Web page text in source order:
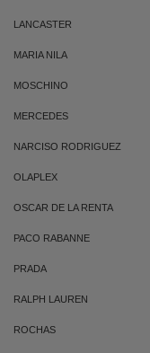
LANCASTER
MARIA NILA
MOSCHINO
MERCEDES
NARCISO RODRIGUEZ
OLAPLEX
OSCAR DE LA RENTA
PACO RABANNE
PRADA
RALPH LAUREN
ROCHAS